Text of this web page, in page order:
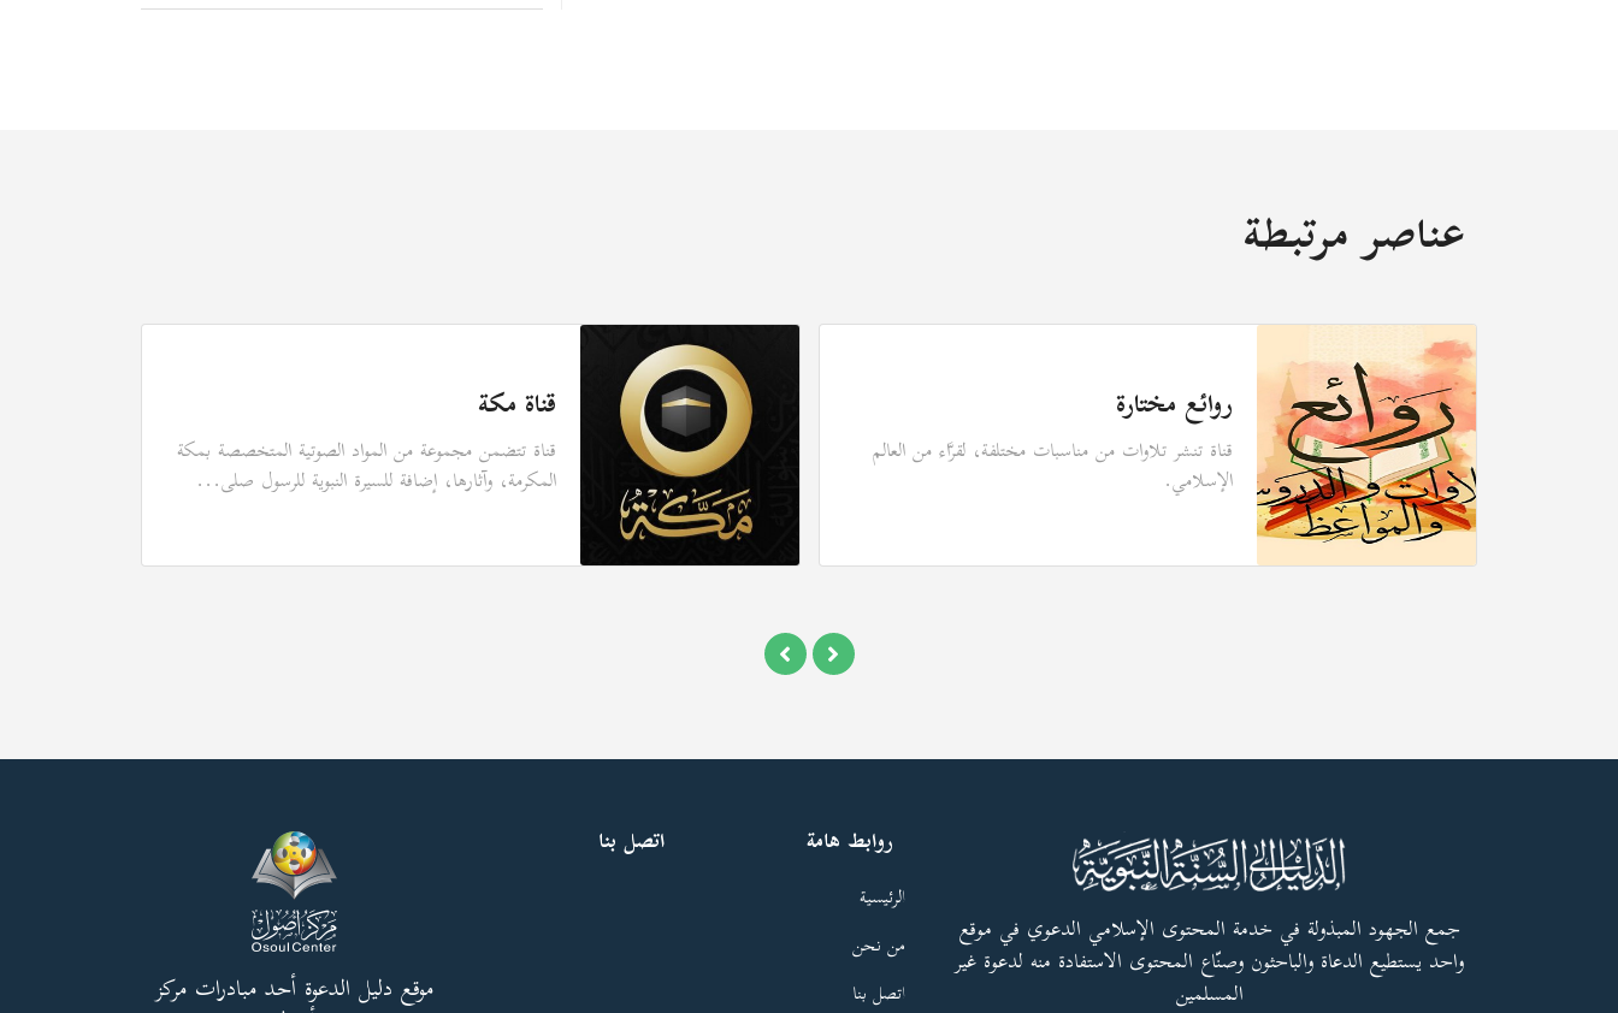
عناصر مرتبطة
روائع مختارة
قناة تنشر تلاوات من مناسبات مختلفة، لقرَّاء من العالم
الإسلامي.
قناة مكة
قناة تتضمن مجموعة من المواد الصوتية المتخصصة بمكة
المكرمة، وآثارها، إضافة للسيرة النبوية للرسول صلى...
جمع الجهود المبذولة في خدمة المحتوى الإسلامي الدعوي في موقع
واحد يستطيع الدعاة والباحثون وصنّاع المحتوى الاستفادة منه لدعوة غير
المسلمين
روابط هامة
الرئيسية
من نحن
اتصل بنا
اتصل بنا
موقع دليل الدعوة أحد مبادرات مركز